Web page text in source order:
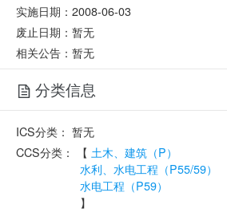
实施日期： 2008-06-03
废止日期： 暂无
相关公告：暂无
分类信息
ICS分类： 暂无
CCS分类：
【 土木、建筑（P）
水利、水电工程（P55/59）
水电工程（P59）
】